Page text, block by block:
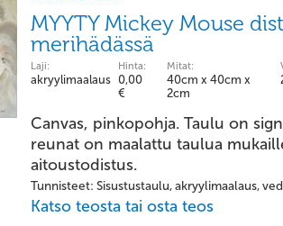
MYYTY Mickey Mouse
merihädässä
Laji:
akryylimaalaus
Hinta:
0,00
€
Mitat:
40cm x 40cm x
2cm
Canvas, pinkopohja. Taulu on
reunat on maalattu taulua
aitoustodistus.
Tunnisteet: Sisustustaulu, akryylimaalaus,
Katso teosta tai osta teos